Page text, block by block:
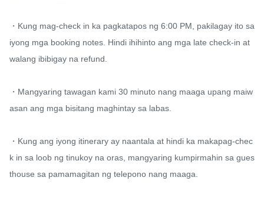
・Kung mag-check in ka pagkatapos ng 6:00 PM, pakilagay ito sa
iyong mga booking notes. Hindi ihihinto ang mga late check-in at
walang ibibigay na refund.
・Mangyaring tawagan kami 30 minuto nang maaga upang maiw
asan ang mga bisitang maghintay sa labas.
・Kung ang iyong itinerary ay naantala at hindi ka makapag-chec
k in sa loob ng tinukoy na oras, mangyaring kumpirmahin sa gues
thouse sa pamamagitan ng telepono nang maaga.